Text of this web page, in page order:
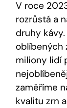
V roce
‍rozrůstá ‍a
druhy
oblíbených‍
miliony lidí
zaměříme
kvalitu zrn